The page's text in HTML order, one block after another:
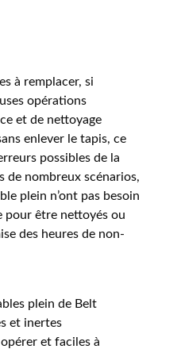
à remplacer, si
opérations
et de nettoyage
enlever le tapis, ce
possibles de la
de nombreux scénarios,
plein n’ont pas besoin
pour être nettoyés ou
des heures de non-
plein de Belt
et inertes
et faciles à